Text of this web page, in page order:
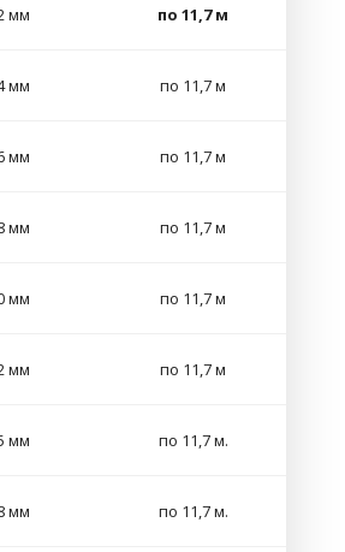
мм по 11,7 м
мм по 11,7 м
мм по 11,7 м
мм по 11,7 м
мм по 11,7 м
мм по 11,7 м
мм по 11,7 м.
мм по 11,7 м.